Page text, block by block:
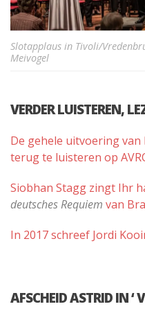
Slotapplaus in Tivoli/
Meivogel
VERDER LUISTEREN,
De gehele uitvoering van
terug te luisteren op
Siobhan Stagg zingt Ihr
deutsches Requiem van
In 2017 schreef Jordi
AFSCHEID ASTRID IN ‘